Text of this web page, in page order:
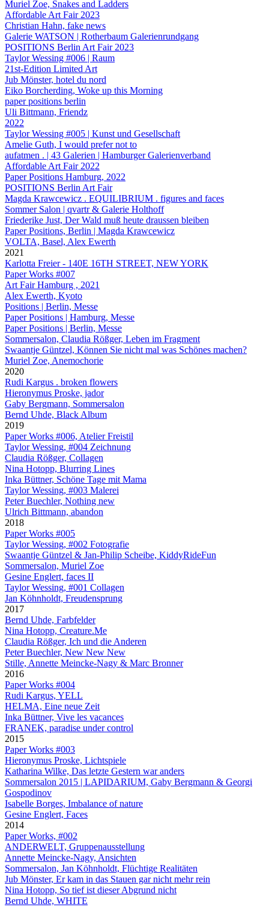
Muriel Zoe, Snakes and Ladders
Affordable Art Fair 2023
Christian Hahn, fake news
Galerie WATSON | Rotherbaum Galerienrundgang
POSITIONS Berlin Art Fair 2023
Taylor Wessing #006 | Raum
21st-Edition Limited Art
Jub Mönster, hotel du nord
Eiko Borcherding, Woke up this Morning
paper positions berlin
Uli Bittmann, Friendz
2022
Taylor Wessing #005 | Kunst und Gesellschaft
Amelie Guth, I would prefer not to
aufatmen . | 43 Galerien | Hamburger Galerienverband
Affordable Art Fair 2022
Paper Positions Hamburg, 2022
POSITIONS Berlin Art Fair
Magda Krawcewicz . EQUILIBRIUM . figures and faces
Sommer Salon | qvartr & Galerie Holthoff
Friederike Just, Der Wald muß heute draussen bleiben
Paper Positions, Berlin | Magda Krawcewicz
VOLTA, Basel, Alex Ewerth
2021
Karlotta Freier - 140E 16TH STREET, NEW YORK
Paper Works #007
Art Fair Hamburg , 2021
Alex Ewerth, Kyoto
Positions | Berlin, Messe
Paper Positions | Hamburg, Messe
Paper Positions | Berlin, Messe
Sommersalon, Claudia Rößger, Leben im Fragment
Swaantje Güntzel, Können Sie nicht mal was Schönes machen?
Muriel Zoe, Anemochorie
2020
Rudi Kargus . broken flowers
Hieronymus Proske, jador
Gaby Bergmann, Sommersalon
Bernd Uhde, Black Album
2019
Paper Works #006, Atelier Freistil
Taylor Wessing, #004 Zeichnung
Claudia Rößger, Collagen
Nina Hotopp, Blurring Lines
Inka Büttner, Schöne Tage mit Mama
Taylor Wessing, #003 Malerei
Peter Buechler, Nothing new
Ulrich Bittmann, abandon
2018
Paper Works #005
Taylor Wessing, #002 Fotografie
Swaantje Güntzel & Jan-Philip Scheibe, KiddyRideFun
Sommersalon, Muriel Zoe
Gesine Englert, faces II
Taylor Wessing, #001 Collagen
Jan Köhnholdt, Freudensprung
2017
Bernd Uhde, Farbfelder
Nina Hotopp, Creature.Me
Claudia Rößger, Ich und die Anderen
Peter Buechler, New New New
Stille, Annette Meincke-Nagy & Marc Bronner
2016
Paper Works #004
Rudi Kargus, YELL
HELMA, Eine neue Zeit
Inka Büttner, Vive les vacances
FRANEK, paradise under control
2015
Paper Works #003
Hieronymus Proske, Lichtspiele
Katharina Wilke, Das letzte Gestern war anders
Sommersalon 2015 | LAPIDARIUM, Gaby Bergmann & Georgi
Gospodinov
Isabelle Borges, Imbalance of nature
Gesine Englert, Faces
2014
Paper Works, #002
ANDERWELT, Gruppenausstellung
Annette Meincke-Nagy, Ansichten
Sommersalon, Jan Köhnholdt, Flüchtige Realitäten
Jub Mönster, Er kam in das Stauen gar nicht mehr rein
Nina Hotopp, So tief ist dieser Abgrund nicht
Bernd Uhde, WHITE